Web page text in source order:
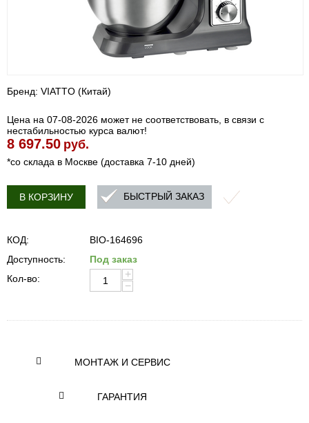
Бренд: VIATTO (Китай)
Цена на 07-08-2026 может не соответствовать, в связи с
нестабильностью курса валют!
8 697.50 руб.
*со склада в Москве (доставка 7-10 дней)
В КОРЗИНУ БЫСТРЫЙ ЗАКАЗ
КОД:
BIO-164696
Доступность:
Под заказ
Кол-во:
+
−
МОНТАЖ И СЕРВИС
ГАРАНТИЯ